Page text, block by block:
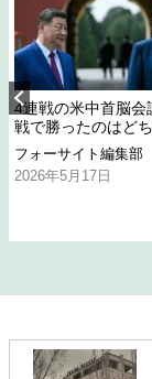
4連戦の米中首脳会
戦で勝ったのはど
フォーサイト編集部
2026年5月17日